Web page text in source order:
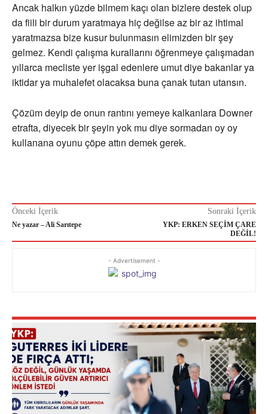
Ancak halkın yüzde bilmem kaçı olan bizlere destek olup
da fiili bir durum yaratmaya hiç değilse az bir az ihtimal
yaratmazsa bize kusur bulunmasın elimizden bir şey
gelmez. Kendi çalışma kurallarını öğrenmeye çalışmadan
yıllarca mecliste yer işgal edenlere umut diye bakanlar ya
iktidar ya muhalefet olacaksa buna çanak tutan utansın.
Çözüm deyip de onun rantını yemeye kalkanlara Downer
etrafta, diyecek bir şeyin yok mu diye sormadan oy oy
kullanana oyunu çöpe attın demek gerek.
Önceki İçerik
Ne yazar – Ali Sarıtepe
Sonraki İçerik
YKP: ERKEN SEÇİM ÇARE
DEĞİL!
- Advertisement -